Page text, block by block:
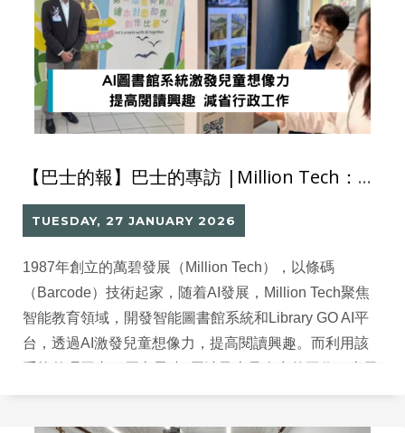
【巴士的報】巴士的專訪 |Million Tech：AI圖書館系統激發兒童想像力 提高閱讀興趣 減省行政工作
TUESDAY, 27 JANUARY 2026
1987年創立的萬碧發展（Million Tech），以條碼
（Barcode）技術起家，随着AI發展，Million Tech聚焦
智能教育領域，開發智能圖書館系統和Library GO AI平
台，透過AI激發兒童想像力，提高閱讀興趣。而利用該
甚至1 小時就可完成。